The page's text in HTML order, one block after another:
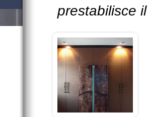
prestabilisce